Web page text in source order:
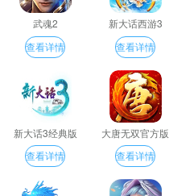
武魂2
查看详情
新大话西游3
查看详情
新大话3经典版
查看详情
大唐无双官方版
查看详情